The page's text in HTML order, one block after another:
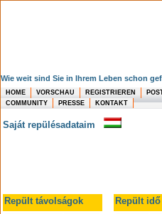
Wie weit sind Sie in Ihrem Leben schon
HOME VORSCHAU REGISTRIEREN
COMMUNITY
PRESSE KONTAKT
Saját repülésadataim
Repült távolságok Repült idő